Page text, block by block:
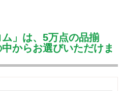
ム」は、5万点の品揃
からお選びいただけま